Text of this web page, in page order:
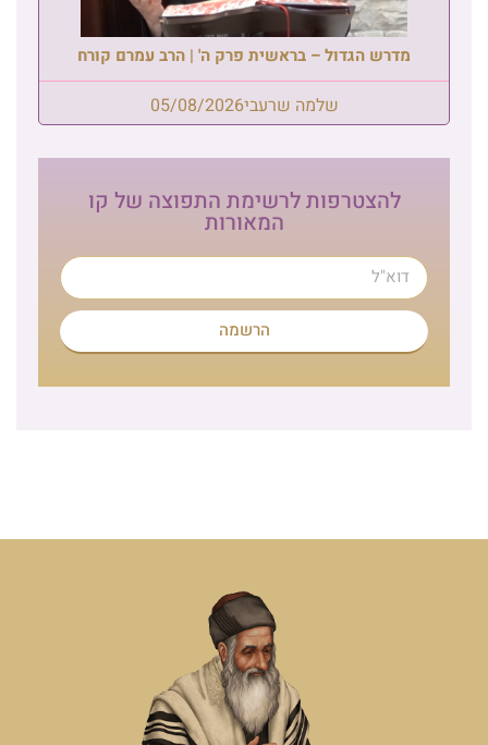
מדרש הגדול – בראשית פרק ה' | הרב עמרם קורח
שלמה שרעבי05/08/2026
להצטרפות לרשימת התפוצה של קו
המאורות
הרשמה